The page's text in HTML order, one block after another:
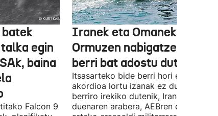
batek
egin
baina
Falcon 9
Iranek eta Omanek
Ormuzen nabigatzeko bide
berri bat adostu dute
Itsasarteko bide berri hori egiteko
akordioa lortu izanak ez du esan nahi
berriro irekiko dutenik, Iranek
duenaren arabera, AEBren eta